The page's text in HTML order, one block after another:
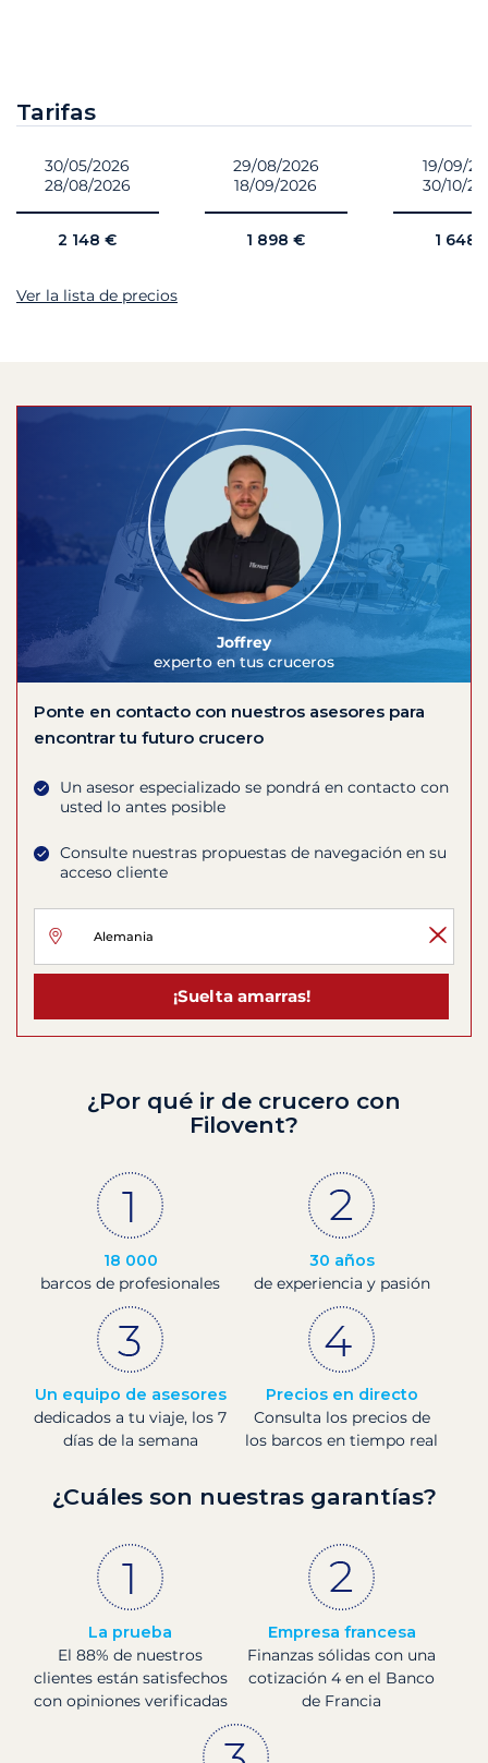
Tarifas
30/05/2026
28/08/2026
2 148 €
29/08/2026
18/09/2026
1 898 €
19/09/
30/10/
1 648
Ver la lista de precios
Joffrey
experto en tus cruceros
Ponte en contacto con nuestros asesores para
encontrar tu futuro crucero
Un asesor especializado se pondrá en contacto con
usted lo antes posible
Consulte nuestras propuestas de navegación en su
acceso cliente
¡Suelta amarras!
¿Por qué ir de crucero con
Filovent?
18 000
barcos de profesionales
30 años
de experiencia y pasión
Un equipo de asesores
dedicados a tu viaje, los 7
días de la semana
Precios en directo
Consulta los precios de
los barcos en tiempo real
¿Cuáles son nuestras garantías?
La prueba
El 88% de nuestros
clientes están satisfechos
con opiniones verificadas
Empresa francesa
Finanzas sólidas con una
cotización 4 en el Banco
de Francia